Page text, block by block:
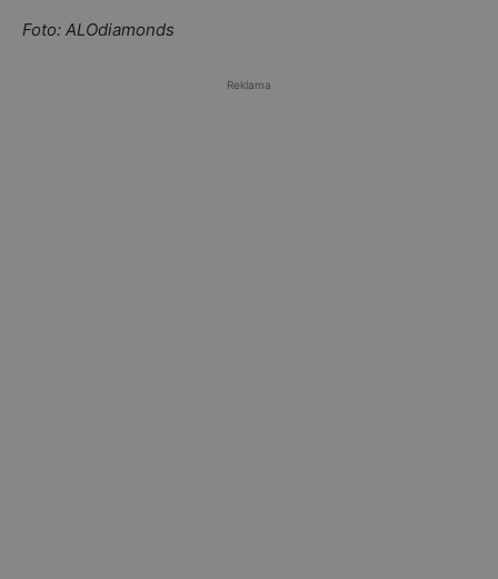
Foto: ALOdiamonds
Reklama